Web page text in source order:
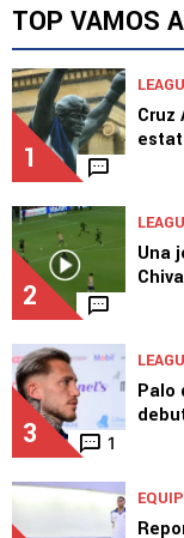
TOP VAMOS
1
Cruz
2
Una
3 1
Palo